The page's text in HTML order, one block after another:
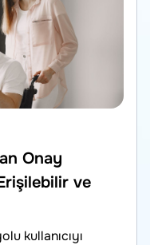
Onay
ve
kullanıcıyı